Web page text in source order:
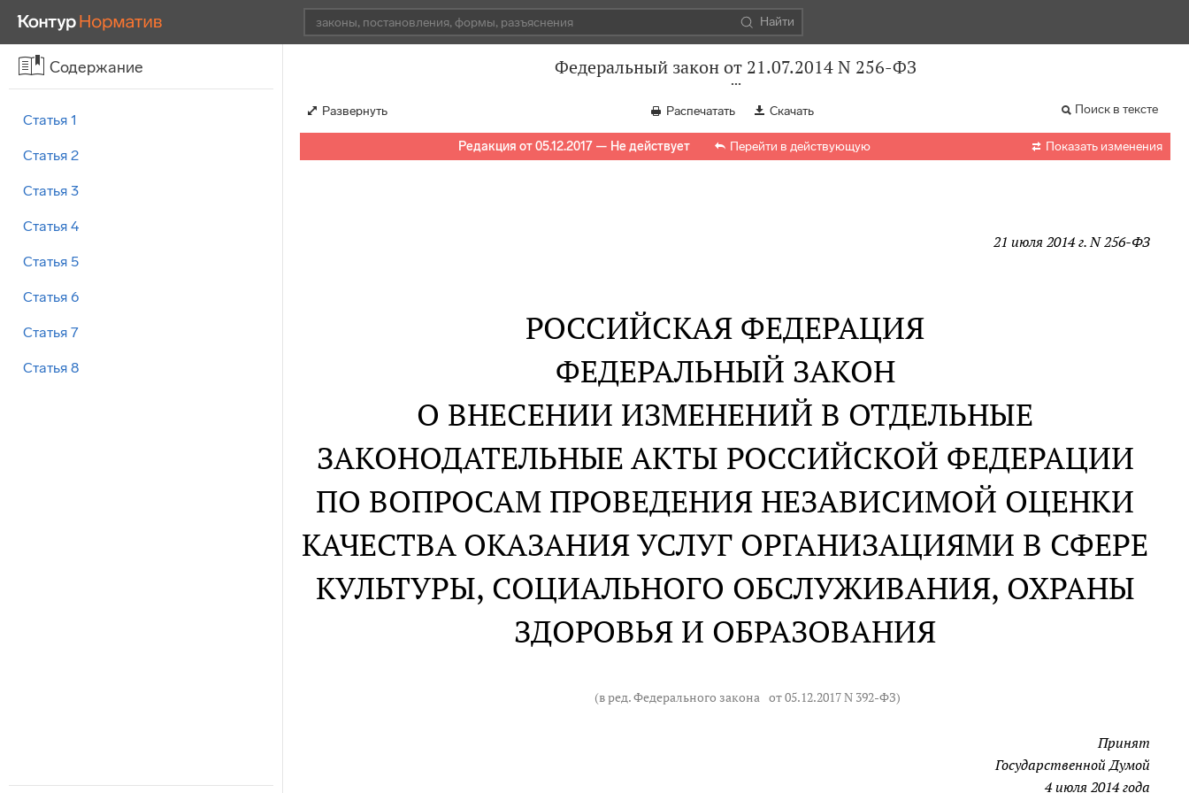
Найти
Содержание
Статья 1
Статья 2
Статья 3
Статья 4
Статья 5
Статья 6
Статья 7
Статья 8
Федеральный закон от 21.07.2014 N 256-ФЗ
Развернуть Распечатать Скачать Поиск в тексте
Редакция от 05.12.2017 — Не действует Перейти в действующую  Показать изменения
21 июля 2014 г. N 256-ФЗ
РОССИЙСКАЯ ФЕДЕРАЦИЯ
ФЕДЕРАЛЬНЫЙ ЗАКОН
О ВНЕСЕНИИ ИЗМЕНЕНИЙ В ОТДЕЛЬНЫЕ
ЗАКОНОДАТЕЛЬНЫЕ АКТЫ РОССИЙСКОЙ ФЕДЕРАЦИИ
ПО ВОПРОСАМ ПРОВЕДЕНИЯ НЕЗАВИСИМОЙ ОЦЕНКИ
КАЧЕСТВА ОКАЗАНИЯ УСЛУГ ОРГАНИЗАЦИЯМИ В СФЕРЕ
КУЛЬТУРЫ, СОЦИАЛЬНОГО ОБСЛУЖИВАНИЯ, ОХРАНЫ
ЗДОРОВЬЯ И ОБРАЗОВАНИЯ
(в ред. Федерального закона от 05.12.2017 N 392-ФЗ)
Принят
Государственной Думой
4 июля 2014 года